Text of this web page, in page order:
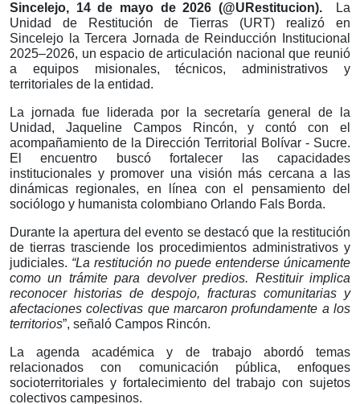
Sincelejo, 14 de mayo de 2026 (@URestitucion).
La
Unidad de Restitución de Tierras (URT) realizó en
Sincelejo la Tercera Jornada de Reinducción Institucional
2025–2026, un espacio de articulación nacional que reunió
a equipos misionales, técnicos, administrativos y
territoriales de la entidad.
La jornada fue liderada por la secretaría general de la
Unidad, Jaqueline Campos Rincón, y contó con el
acompañamiento de la Dirección Territorial Bolívar - Sucre.
El encuentro buscó fortalecer las capacidades
institucionales y promover una visión más cercana a las
dinámicas regionales, en línea con el pensamiento del
sociólogo y humanista colombiano Orlando Fals Borda.
Durante la apertura del evento se destacó que la restitución
de tierras trasciende los procedimientos administrativos y
judiciales. “La restitución no puede entenderse únicamente
como un trámite para devolver predios. Restituir implica
reconocer historias de despojo, fracturas comunitarias y
afectaciones colectivas que marcaron profundamente a los
territorios”, señaló Campos Rincón.
La agenda académica y de trabajo abordó temas
relacionados con comunicación pública, enfoques
socioterritoriales y fortalecimiento del trabajo con sujetos
colectivos campesinos.